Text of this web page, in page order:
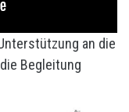
an die
Begleitung